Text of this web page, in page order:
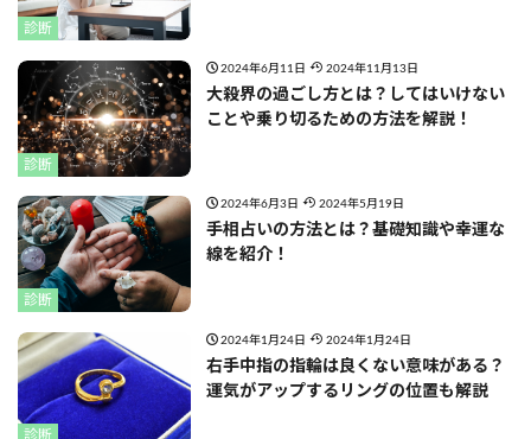
診断
診断
2024年6月11日 2024年11月13日
大殺界の過ごし方とは？してはいけない
ことや乗り切るための方法を解説！
診断
2024年6月3日 2024年5月19日
手相占いの方法とは？基礎知識や幸運な
線を紹介！
診断
2024年1月24日 2024年1月24日
右手中指の指輪は良くない意味がある？
運気がアップするリングの位置も解説